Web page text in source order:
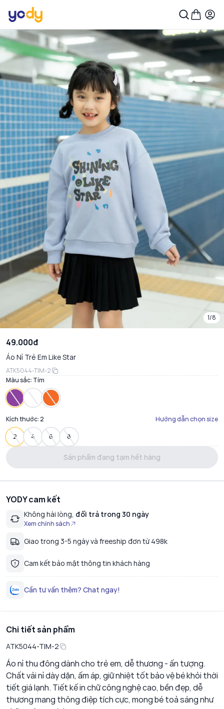
1/8
49.000đ
Áo Nỉ Trẻ Em Like Star
ATK5044-TIM-2
Màu sắc: Tím
Kích thước:2 Hướng dẫn chọn size
2 4 6 8
Sản phẩm đang tạm hết hàng
YODY cam kết
Không hài lòng, đổi trả trong 30 ngày
Xem chính sách
Giao trong 3-5 ngày và freeship đơn từ 498k
Cam kết bảo mật thông tin khách hàng
Cần tư vấn thêm? Chat ngay!
Chi tiết sản phẩm
ATK5044-TIM-2
Áo nỉ thu đông dành cho trẻ em, dễ thương - ấn tượng.
Chất vải nỉ dày dặn, ấm áp, giữ nhiệt tốt bảo vệ bé khỏi thời
tiết giá lạnh. Tiết kế in chữ công nghệ cao, bền đẹp, dễ
thương mang thông điệp tích cực, mong bé toả sáng như